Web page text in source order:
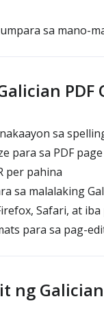
sa mano-
PDF
sa
para sa PDF
per pahina
sa malalaking
Safari, at
para sa pag-
ng Galician